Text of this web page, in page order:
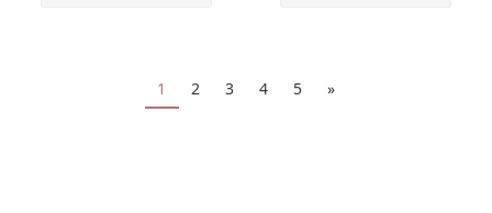
1 2 3 4 5 »